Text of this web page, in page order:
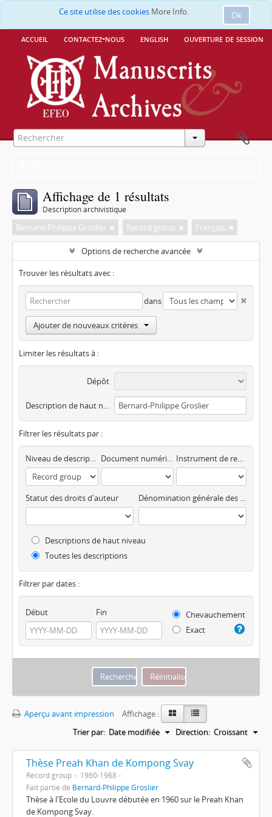
Ok
Ce site utilise des cookies More Info.
accueil contactez-nous english ouverture de session
Affichage de 1 résultats
Description archivistique
Bernard-Philippe Groslier Record group Français
Options de recherche avancée
Trouver les résultats avec :
dans
Ajouter de nouveaux critères
Limiter les résultats à :
Dépôt
Description de haut niveau
Filtrer les résultats par :
Niveau de description Document numérisé disponible Instrument de recherche
Statut des droits d'auteur Dénomination générale des documents
Descriptions de haut niveau
Toutes les descriptions
Filtrer par dates :
Début Fin
Chevauchement
Exact
Aperçu avant impression
Affichage :
Trier par: Date modifiée Direction: Croissant
Thèse Preah Khan de Kompong Svay
Record group
1960-1968
Fait partie de Bernard-Philippe Groslier
Thèse à l'Ecole du Louvre débutée en 1960 sur le Preah Khan
de Kompong Svay.